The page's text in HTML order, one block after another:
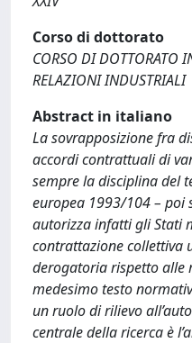
Corso di dottorato
CORSO DI DOTTORATO
RELAZIONI INDUSTRIALI
Abstract in italiano
La sovrapposizione fra
accordi contrattuali di
sempre la disciplina del
europea 1993/104 – poi
autorizza infatti gli Stati
contrattazione collettiva
derogatoria rispetto alle
medesimo testo
un ruolo di rilievo
centrale della ricerca è